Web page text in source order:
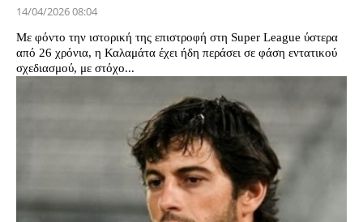
14/04/2026 08:04
Με φόντο την ιστορική της επιστροφή στη Super League ύστερα
από 26 χρόνια, η Καλαμάτα έχει ήδη περάσει σε φάση εντατικού
σχεδιασμού, με στόχο...